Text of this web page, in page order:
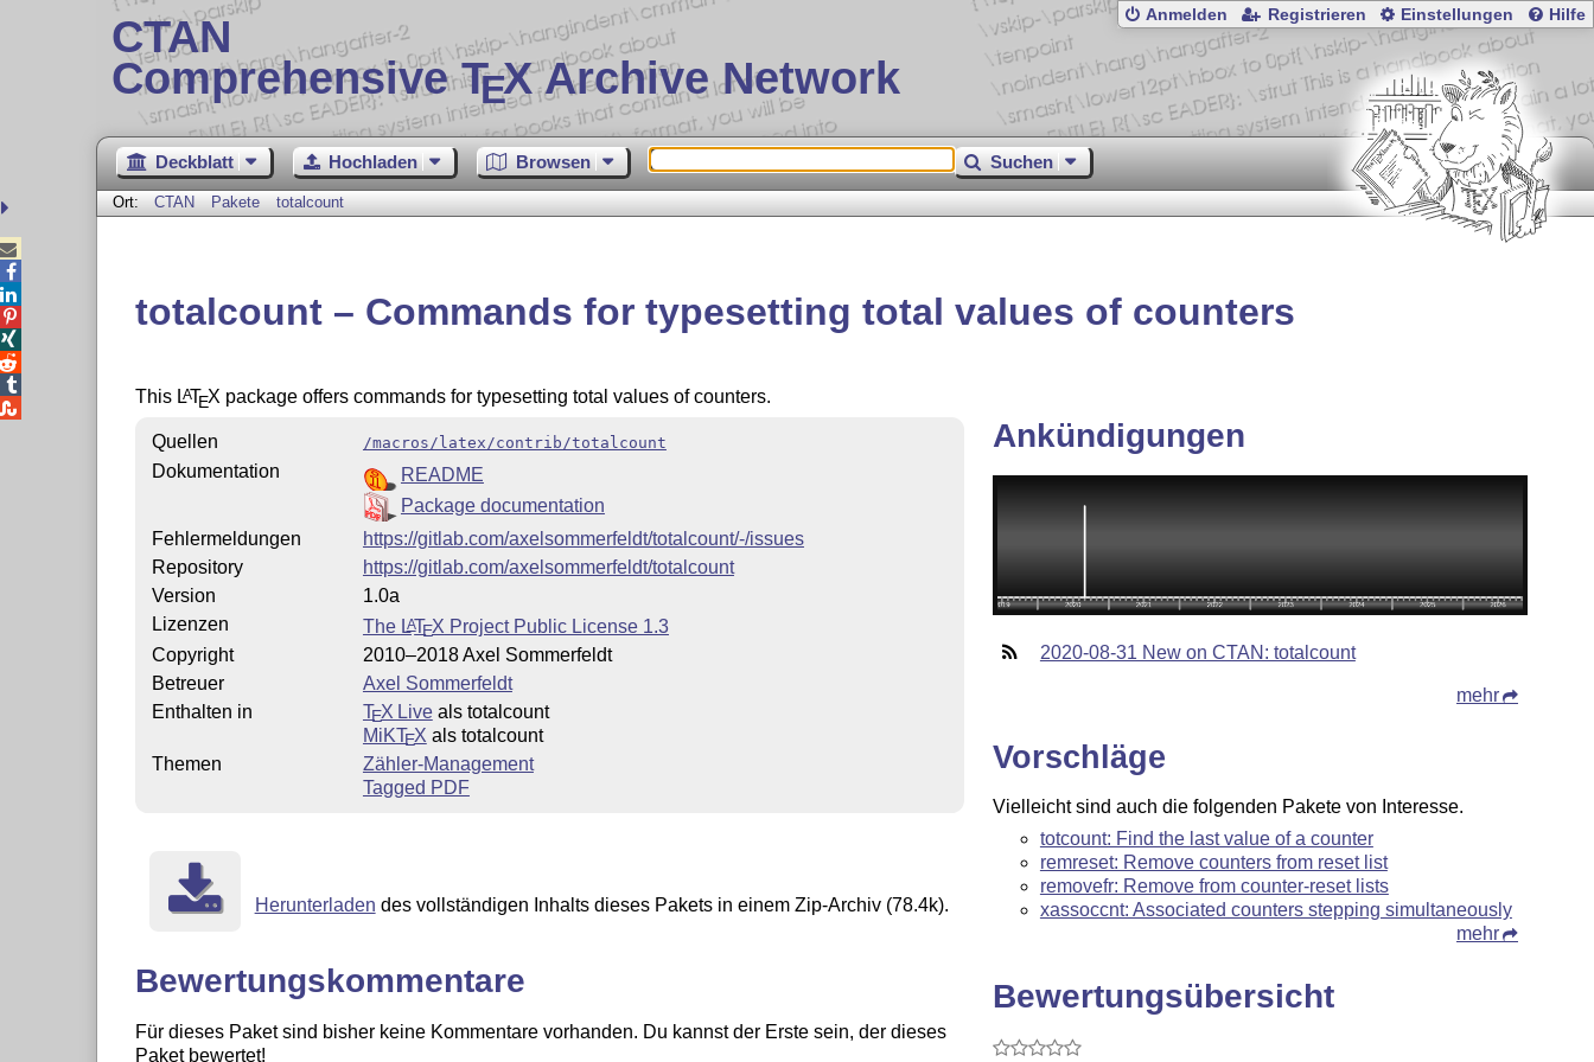
CTAN
Comprehensive TEX Archive Network
Anmelden Registrieren Einstellungen Hilfe
Deckblatt Hochladen Browsen Suchen
Ort: CTAN Pakete totalcount
totalcount – Commands for typesetting total values of counters
This LATEX package offers commands for typesetting total values of counters.
Quellen /macros/latex/contrib/totalcount
Dokumentation
README
Package documentation
Fehlermeldungen
https://gitlab.com/axelsommerfeldt/totalcount/-/issues
Repository
https://gitlab.com/axelsommerfeldt/totalcount
Version
1.0a
Lizenzen
The LATEX Project Public License 1.3
Copyright
2010–2018 Axel Sommerfeldt
Betreuer
Axel Sommerfeldt
Enthalten in
TEX Liveals totalcount
MiKTEX als totalcount
Themen
Zähler-Management
Tagged PDF
Herunterladen des vollständigen Inhalts dieses Pakets in einem Zip-Archiv (78.4k).
Bewertungskommentare
Für dieses Paket sind bisher keine Kommentare vorhanden. Du kannst der Erste sein, der dieses
Paket bewertet!
Ankündigungen
2020-08-31 New on CTAN: totalcount
mehr
Vorschläge
Vielleicht sind auch die folgenden Pakete von Interesse.
totcount: Find the last value of a counter
remreset: Remove counters from reset list
removefr: Remove from counter-reset lists
xassoccnt: Associated counters stepping simultaneously
mehr
Bewertungsübersicht




